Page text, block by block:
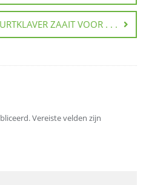
ZAAIT VOOR . . .
Vereiste velden zijn